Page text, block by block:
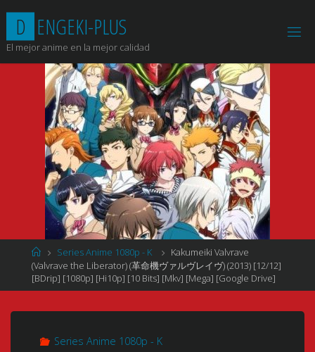
contenido
D ENGEKI-PLUS
El mejor anime en la mejor calidad
Página
de
Inicio
Series Anime 1080p - K
Kakumeiki Valvrave
(Valvrave the Liberator) (革命機ヴァルヴレイヴ) (2013) [12/12]
[BDrip] [1080p] [Hi10p] [10 Bits] [Mkv] [Mega] [Google Drive]
Series Anime 1080p - K